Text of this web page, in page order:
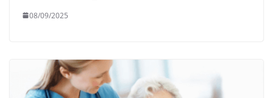
08/09/2025